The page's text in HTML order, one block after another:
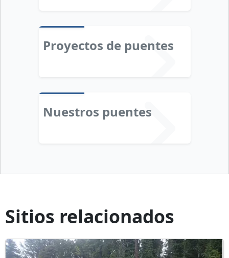
Proyectos de puentes
Nuestros puentes
Sitios relacionados